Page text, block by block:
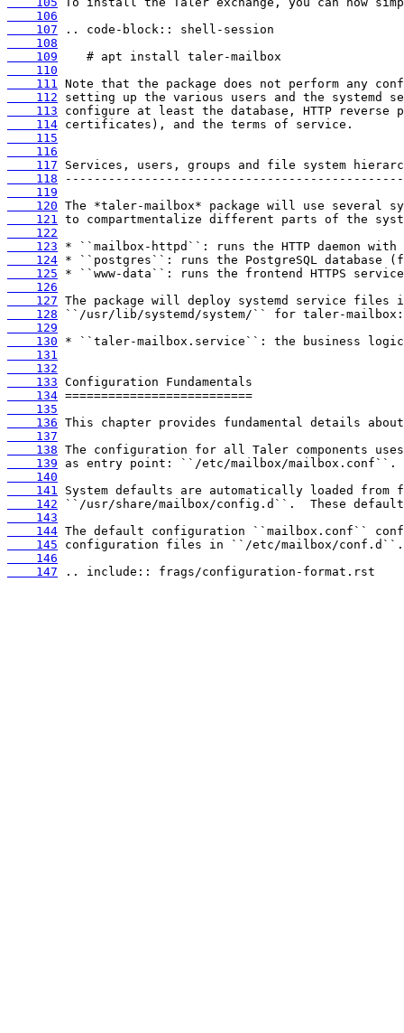
    106
    107
    108
    109
    110
    111
    112
    113
    114
    115
    116
    117
    118
    119
    120
    121
    122
    123
    124
    125
    126
    127
    128
    129
    130
    131
    132
    133
    134
    135
    136
    137
    138
    139
    140
    141
    142
    143
    144
    145
    146
    147